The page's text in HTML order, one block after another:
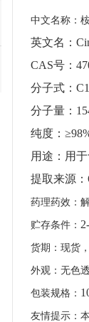
中文名称：
英文名：
CAS号：
分子式：
分子量：
纯度： ≥
用途：用
提取来源：
药理药效：
贮存条件：
货期 ： 现货
外观：无色
包装规格：
友情提示：